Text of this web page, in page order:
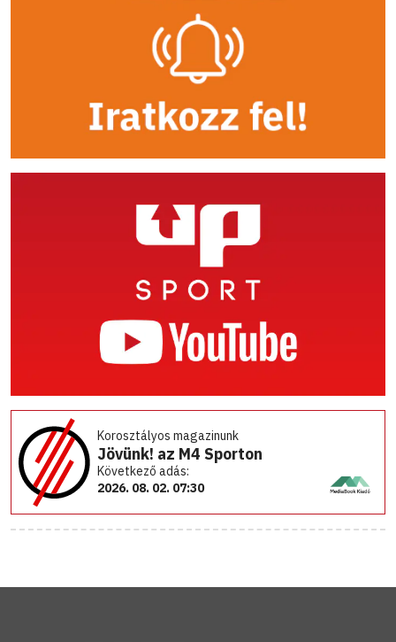
Korosztályos magazinunk
Jövünk! az M4 Sporton
Következő adás:
2026. 08. 02. 07:30